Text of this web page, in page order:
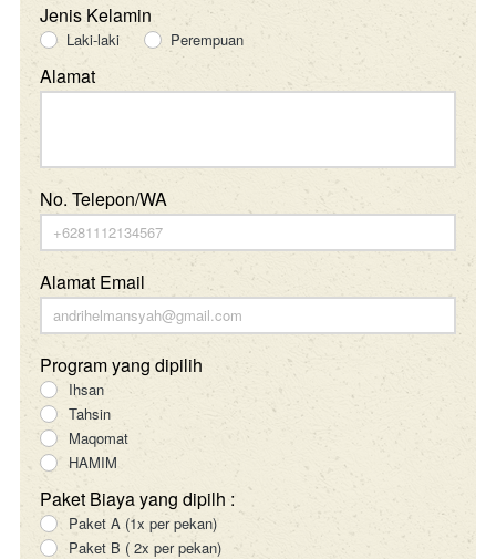
Jenis Kelamin
Laki-laki Perempuan
Alamat
No. Telepon/WA
Alamat Email
Program yang dipilih
Ihsan
Tahsin
Maqomat
HAMIM
Paket Biaya yang dipilh :
Paket A (1x per pekan)
Paket B ( 2x per pekan)